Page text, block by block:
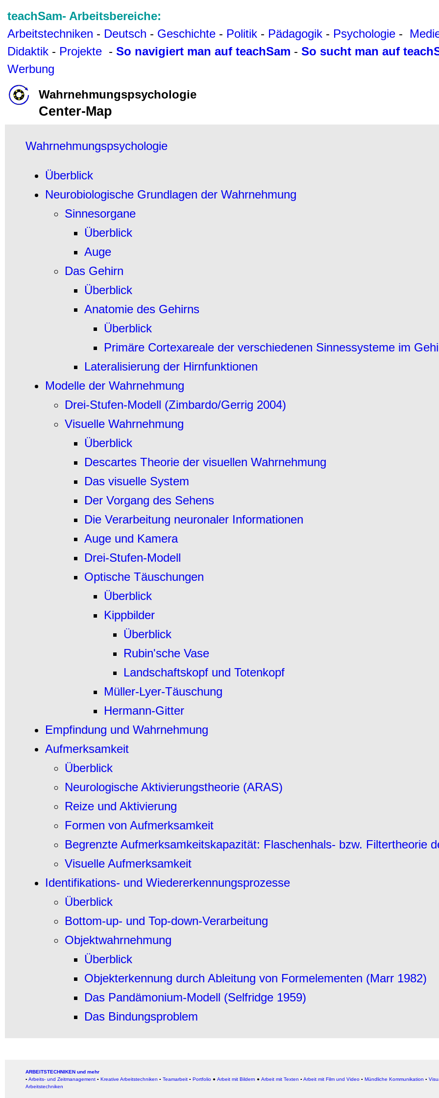
teachSam- Arbeitsbereiche:
Arbeitstechniken - Deutsch - Geschichte - Politik - Pädagogik - Psychologie -
Didaktik - Projekte - So navigiert man auf teachSam - So sucht man auf
Werbung
Wahrnehmungspsychologie
Center-Map
Wahrnehmungspsychologie
Überblick
Neurobiologische Grundlagen der Wahrnehmung
Sinnesorgane
Überblick
Auge
Das Gehirn
Überblick
Anatomie des Gehirns
Überblick
Primäre Cortexareale der verschiedenen Sinnessysteme im
Lateralisierung der Hirnfunktionen
Modelle der Wahrnehmung
Drei-Stufen-Modell (Zimbardo/Gerrig 2004)
Visuelle Wahrnehmung
Überblick
Descartes Theorie der visuellen Wahrnehmung
Das visuelle System
Der Vorgang des Sehens
Die Verarbeitung neuronaler Informationen
Auge und Kamera
Drei-Stufen-Modell
Optische Täuschungen
Überblick
Kippbilder
Überblick
Rubin'sche Vase
Landschaftskopf und Totenkopf
Müller-Lyer-Täuschung
Hermann-Gitter
Empfindung und Wahrnehmung
Aufmerksamkeit
Überblick
Neurologische Aktivierungstheorie (ARAS)
Reize und Aktivierung
Formen von Aufmerksamkeit
Begrenzte Aufmerksamkeitskapazität: Flaschenhals- bzw. Filtertheorie
Visuelle Aufmerksamkeit
Identifikations- und Wiedererkennungsprozesse
Überblick
Bottom-up- und Top-down-Verarbeitung
Objektwahrnehmung
Überblick
Objekterkennung durch Ableitung von Formelementen (Marr 1982)
Das Pandämonium-Modell (Selfridge 1959)
Das Bindungsproblem
ARBEITSTECHNIKEN und mehr
▪ Arbeits- und Zeitmanagement ▪ Kreative Arbeitstechniken ▪ Teamarbeit ▪ Portfolio ● Arbeit mit Bildern ● Arbeit mit Texten ▪ Arbeit mit Film und Video ▪ Mündliche Kommunikation ▪
Arbeitstechniken